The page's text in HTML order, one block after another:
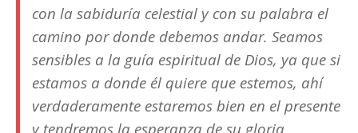
con la sabiduría celestial y con su palabra el
camino por donde debemos andar. Seamos
sensibles a la guía espiritual de Dios, ya que si
estamos a donde él quiere que estemos, ahí
verdaderamente estaremos bien en el presente
y tendremos la esperanza de su gloria